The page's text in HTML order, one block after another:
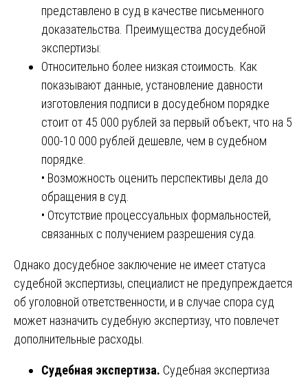
представлено в суд в качестве письменного
доказательства. Преимущества досудебной
экспертизы:
Относительно более низкая стоимость. Как
показывают данные, установление давности
изготовления подписи в досудебном порядке
стоит от 45 000 рублей за первый объект, что на 5
000-10 000 рублей дешевле, чем в судебном
порядке.
• Возможность оценить перспективы дела до
обращения в суд.
• Отсутствие процессуальных формальностей,
связанных с получением разрешения суда.
Однако досудебное заключение не имеет статуса
судебной экспертизы, специалист не предупреждается
об уголовной ответственности, и в случае спора суд
может назначить судебную экспертизу, что повлечет
дополнительные расходы.
Судебная экспертиза. Судебная экспертиза